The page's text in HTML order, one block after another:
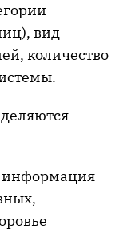
вид
количество
информация